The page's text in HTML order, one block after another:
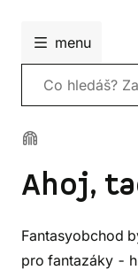
menu
Vyhledávání
Ahoj,
Fantasyobchod
pro fantazáky -